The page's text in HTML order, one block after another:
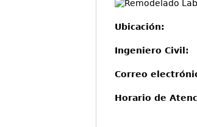
Ubicación:
Ingeniero Civil:
Correo
Horario de